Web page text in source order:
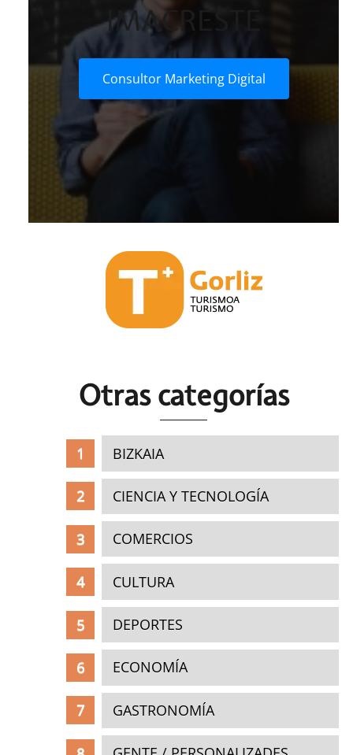
IMACRESTE
Consultor Marketing Digital
Otras categorías
BIZKAIA
CIENCIA Y TECNOLOGÍA
COMERCIOS
CULTURA
DEPORTES
ECONOMÍA
GASTRONOMÍA